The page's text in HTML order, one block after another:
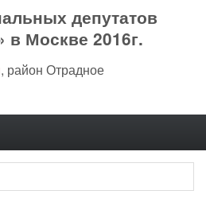
депутатов
в Москве 2016г.
, район Отрадное